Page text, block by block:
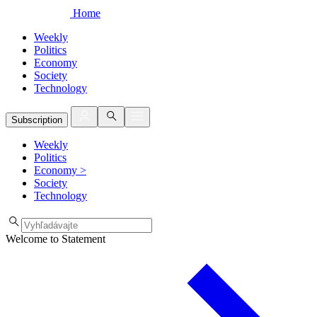
Home
Weekly
Politics
Economy
Society
Technology
Subscription
Weekly
Politics
Economy >
Society
Technology
Welcome to Statement